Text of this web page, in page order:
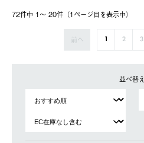
72件中 1〜 20件（1ページ⽬を表⽰中）
前へ 1 2 3
並べ替え